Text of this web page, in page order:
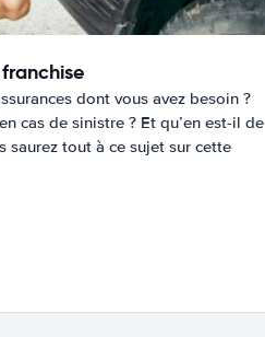
dont vous avez besoin ?
cas de sinistre ? Et qu’en est-il de
saurez tout à ce sujet sur cette